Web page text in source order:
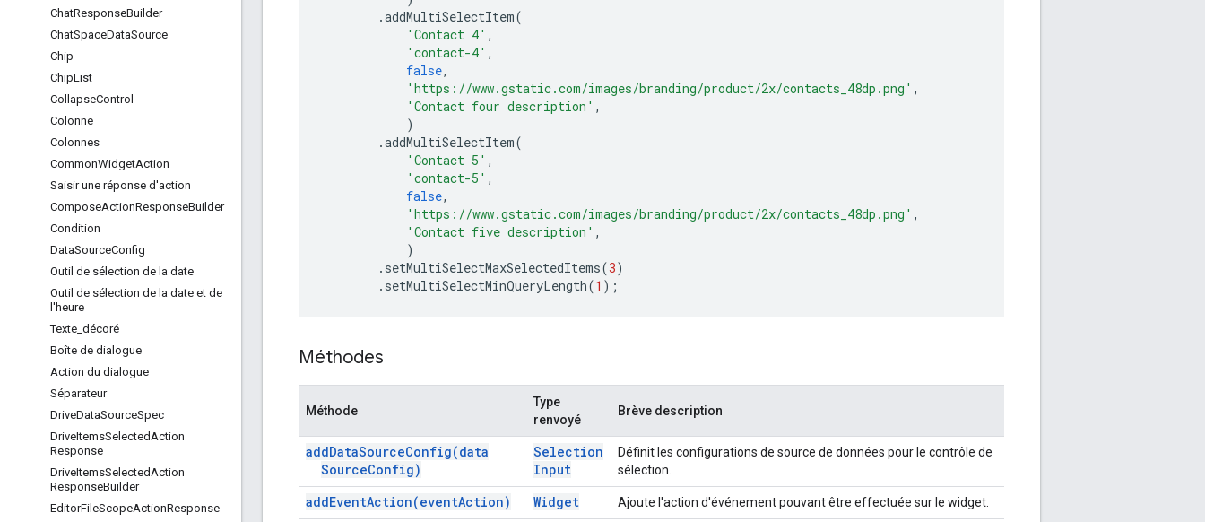
ChatResponseBuilder
ChatSpaceDataSource
Chip
ChipList
CollapseControl
Colonne
Colonnes
CommonWidgetAction
Saisir une réponse d'action
ComposeActionResponseBuilder
Condition
DataSourceConfig
Outil de sélection de la date
Outil de sélection de la date et de
l'heure
Texte décoré
Boîte de dialogue
Action du dialogue
Séparateur
DriveDataSourceSpec
DriveItemsSelectedAction
Response
DriveItemsSelectedAction
ResponseBuilder
EditorFileScopeActionResponse
.addMultiSelectItem(
'Contact 4' ,
'contact-4' ,
false,
'https://www.gstatic.com/images/branding/product/2x/contacts_48dp.png' ,
'Contact four description' ,
)
.addMultiSelectItem(
'Contact 5' ,
'contact-5' ,
false,
'https://www.gstatic.com/images/branding/product/2x/contacts_48dp.png' ,
'Contact five description' ,
)
. setMultiSelectMaxSelectedItems(3)
. setMultiSelectMinQueryLength(1 );
Méthodes
Méthode
Type
renvoyé
Brève description
addDataSourceConfig(data
SourceConfig)
Selection
Input
Définit les configurations de source de données pour le contrôle de
sélection.
addEventAction(eventAction) Widget Ajoute l'action d'événement pouvant être effectuée sur le widget.